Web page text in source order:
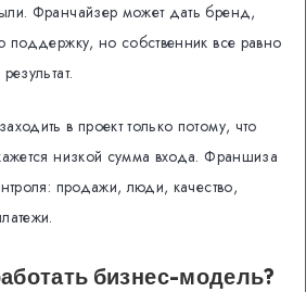
Франчайзер может дать бренд,
поддержку, но собственник все равно
в проект только потому, что
низкой сумма входа. Франшиза
продажи, люди, качество,
бизнес-модель?